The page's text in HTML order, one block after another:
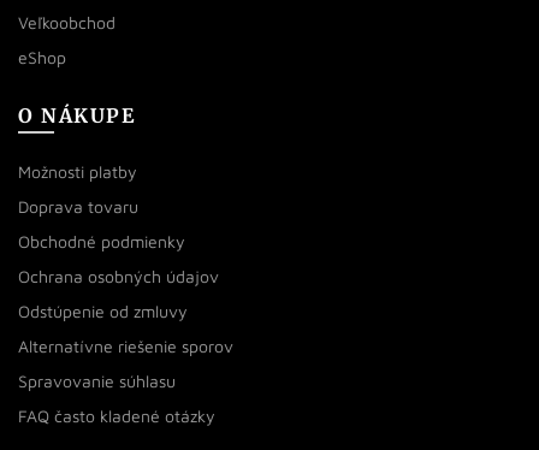
Veľkoobchod
eShop
O NÁKUPE
Možnosti platby
Doprava tovaru
Obchodné podmienky
Ochrana osobných údajov
Odstúpenie od zmluvy
Alternatívne riešenie sporov
Spravovanie súhlasu
FAQ často kladené otázky